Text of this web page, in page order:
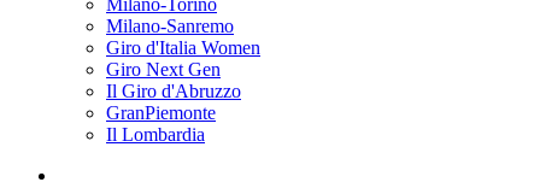
Milano-Torino
Milano-Sanremo
Giro d'Italia Women
Giro Next Gen
Il Giro d'Abruzzo
GranPiemonte
Il Lombardia